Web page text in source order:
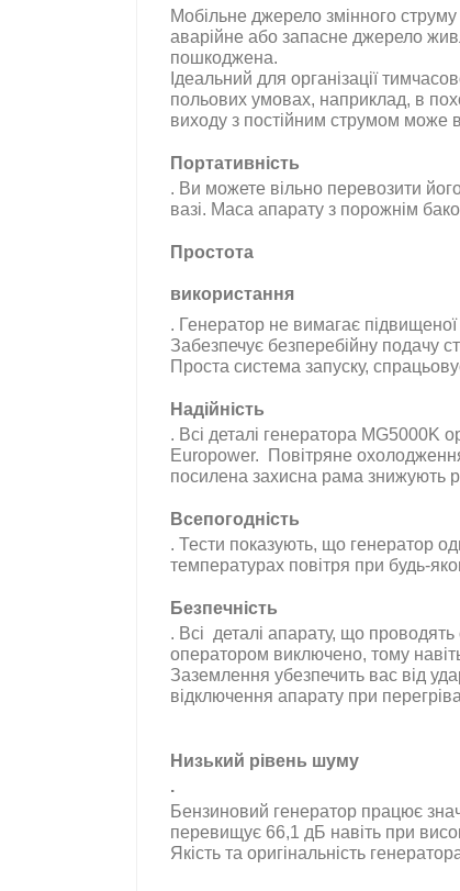
Мобільне джерело змінного струму
аварійне або запасне джерело
пошкоджена.
Ідеальний для організації
польових умовах, наприклад, в
виходу з постійним струмом може
Портативність
. Ви можете вільно перевозити
вазі. Маса апарату з порожнім
Простота
використання
. Генератор не вимагає підвищеної
Забезпечує безперебійну подачу
Проста система запуску,
Надійність
. Всі деталі генератора MG5000K
Europower. Повітряне
посилена захисна рама знижують
Всепогодність
. Тести показують, що генератор
температурах повітря при будь-
Безпечність
. Всі деталі апарату, що проводять
оператором виключено, тому
Заземлення убезпечить вас від
відключення апарату при
Низький рівень шуму
.
Бензиновий генератор працює
перевищує 66,1 дБ навіть при
Якість та оригінальність